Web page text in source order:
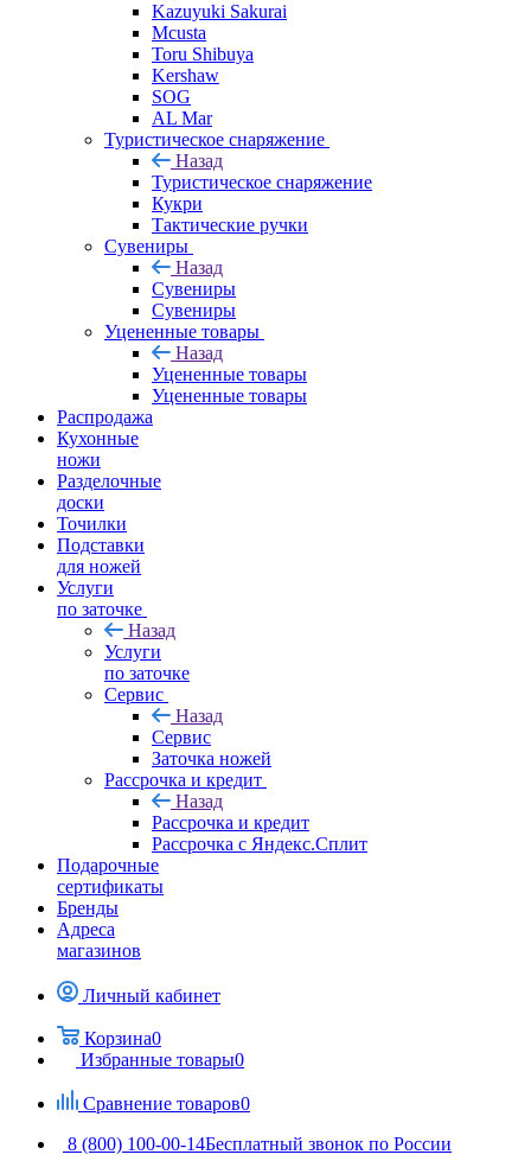
Kazuyuki Sakurai
Mcusta
Toru Shibuya
Kershaw
SOG
AL Mar
Туристическое снаряжение
Назад
Туристическое снаряжение
Кукри
Тактические ручки
Сувениры
Назад
Сувениры
Сувениры
Уцененные товары
Назад
Уцененные товары
Уцененные товары
Распродажа
Кухонные
ножи
Разделочные
доски
Точилки
Подставки
для ножей
Услуги
по заточке
Назад
Услуги
по заточке
Сервис
Назад
Сервис
Заточка ножей
Рассрочка и кредит
Назад
Рассрочка и кредит
Рассрочка с Яндекс.Сплит
Подарочные
сертификаты
Бренды
Адреса
магазинов
Личный кабинет
Корзина0
Избранные товары0
Сравнение товаров0
8 (800) 100-00-14Бесплатный звонок по России